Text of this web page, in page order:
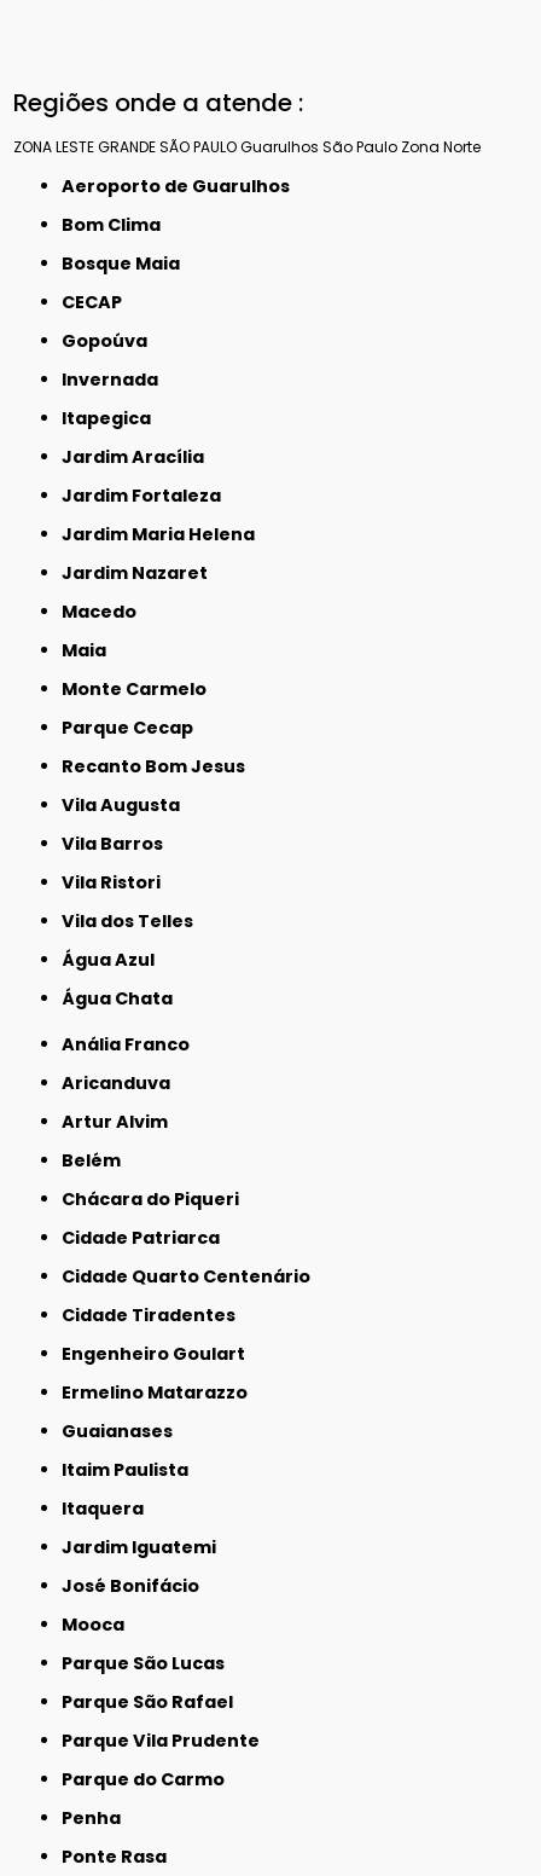
Regiões onde a atende :
ZONA LESTEGRANDE SÃO PAULOGuarulhos São Paulo Zona Norte
Aeroporto de Guarulhos
Bom Clima
Bosque Maia
CECAP
Gopoúva
Invernada
Itapegica
Jardim Aracília
Jardim Fortaleza
Jardim Maria Helena
Jardim Nazaret
Macedo
Maia
Monte Carmelo
Parque Cecap
Recanto Bom Jesus
Vila Augusta
Vila Barros
Vila Ristori
Vila dos Telles
Água Azul
Água Chata
Anália Franco
Aricanduva
Artur Alvim
Belém
Chácara do Piqueri
Cidade Patriarca
Cidade Quarto Centenário
Cidade Tiradentes
Engenheiro Goulart
Ermelino Matarazzo
Guaianases
Itaim Paulista
Itaquera
Jardim Iguatemi
José Bonifácio
Mooca
Parque São Lucas
Parque São Rafael
Parque Vila Prudente
Parque do Carmo
Penha
Ponte Rasa